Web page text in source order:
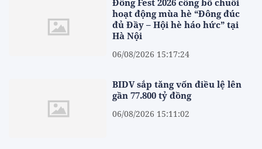
Đông Fest 2026 công bố chuỗi
hoạt động mùa hè “Đông đúc
đủ Đầy – Hội hè háo hức” tại
Hà Nội
06/08/2026 15:17:24
BIDV sắp tăng vốn điều lệ lên
gần 77.800 tỷ đồng
06/08/2026 15:11:02